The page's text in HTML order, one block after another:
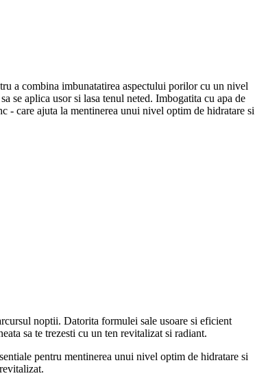
a combina imbunatatirea aspectului porilor cu un nivel
se aplica usor si lasa tenul neted. Imbogatita cu apa de
- care ajuta la mentinerea unui nivel optim de hidratare si
noptii. Datorita formulei sale usoare si eficient
sa te trezesti cu un ten revitalizat si radiant.
pentru mentinerea unui nivel optim de hidratare si